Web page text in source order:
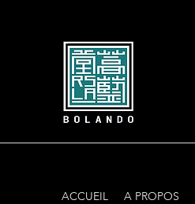
ACCUEIL A PROPOS